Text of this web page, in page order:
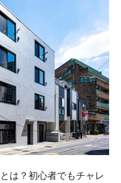
は？初心者でもチャレ